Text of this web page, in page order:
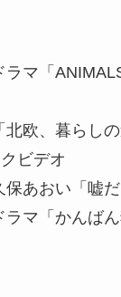
マ「
欧、暮らし
ビデオ
あおい「嘘
マ「かんば